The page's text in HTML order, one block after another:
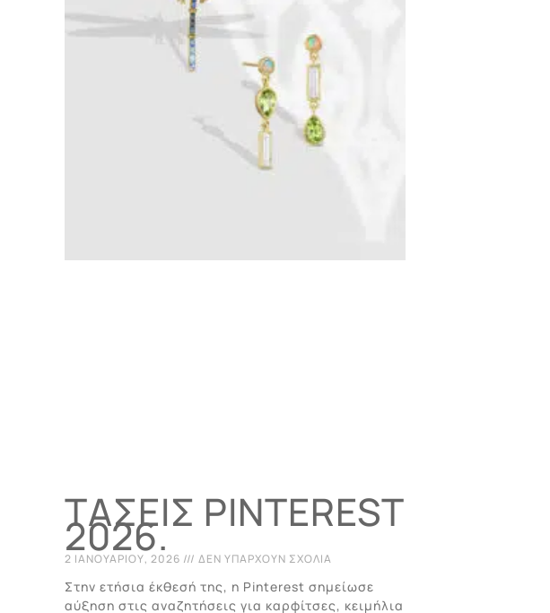
TΆΣΕΙΣ PINTEREST
2026.
2 ΙΑΝΟΥΑΡΊΟΥ, 2026 ΔΕΝ ΥΠΆΡΧΟΥΝ ΣΧΌΛΙΑ
Στην ετήσια έκθεσή της, η Pinterest σημείωσε
αύξηση στις αναζητήσεις για καρφίτσες, κειμήλια